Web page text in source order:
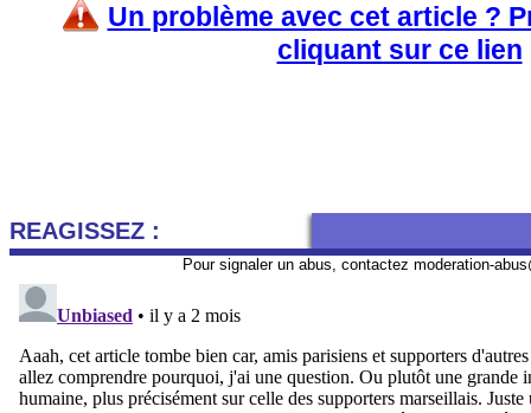
Un problème avec cet article ?
cliquant sur ce lien
REAGISSEZ :
Pour signaler un abus, contactez moderation-